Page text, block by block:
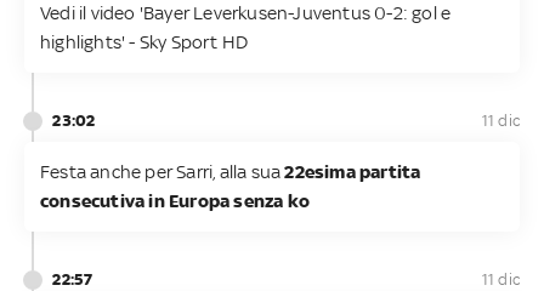
Vedi il video 'Bayer Leverkusen-Juventus 0-2: gol e
highlights' - Sky Sport HD
23:02 11 dic
Festa anche per Sarri, alla sua22esima partita
consecutiva in Europa senza ko
22:57 11 dic